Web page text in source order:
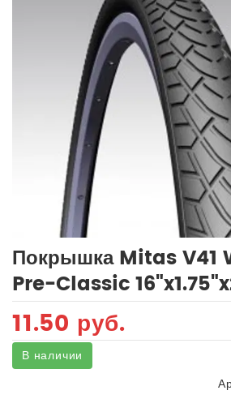
Покрышка Mitas V41
Pre-Classic
11.50 руб.
В наличии